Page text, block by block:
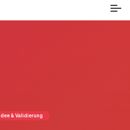
Idee & Validierung